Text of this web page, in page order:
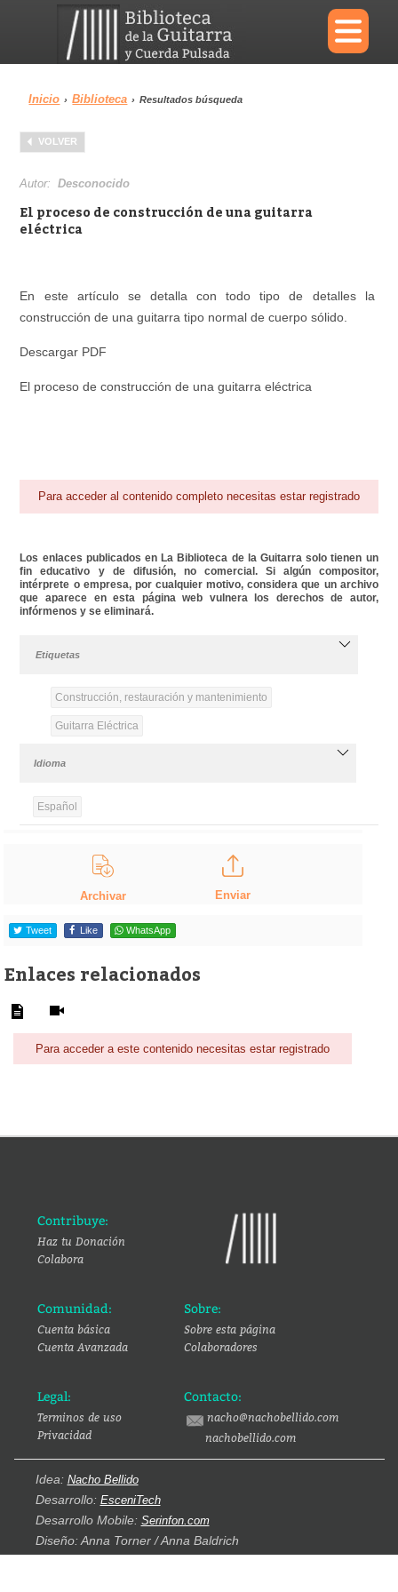
×
Menu
Biblioteca
Inicio › Biblioteca › Resultados búsqueda
VOLVER
Autor:Desconocido
El proceso de construcción de una guitarra
eléctrica
En este artículo se detalla con todo tipo de detalles la
construcción de una guitarra tipo normal de cuerpo sólido.
Descargar PDF
El proceso de construcción de una guitarra eléctrica
Para acceder al contenido completo necesitas estar registrado
Los enlaces publicados en La Biblioteca de la Guitarra solo tienen un
fin educativo y de difusión, no comercial. Si algún compositor,
intérprete o empresa, por cualquier motivo, considera que un archivo
que aparece en esta página web vulnera los derechos de autor,
infórmenos y se eliminará.
Etiquetas
Construcción, restauración y mantenimiento
Guitarra Eléctrica
Idioma
Español
Archivar Enviar
Tweet Like WhatsApp
Enlaces relacionados
Para acceder a este contenido necesitas estar registrado
Contribuye:
Haz tu Donación
Colabora
Comunidad:
Cuenta básica
Cuenta Avanzada
Sobre:
Sobre esta página
Colaboradores
Legal:
Terminos de uso
Privacidad
Contacto:
nacho@nachobellido.com
nachobellido.com
Idea: Nacho Bellido
Desarrollo: EsceniTech
Desarrollo Mobile: Serinfon.com
Diseño: Anna Torner / Anna Baldrich